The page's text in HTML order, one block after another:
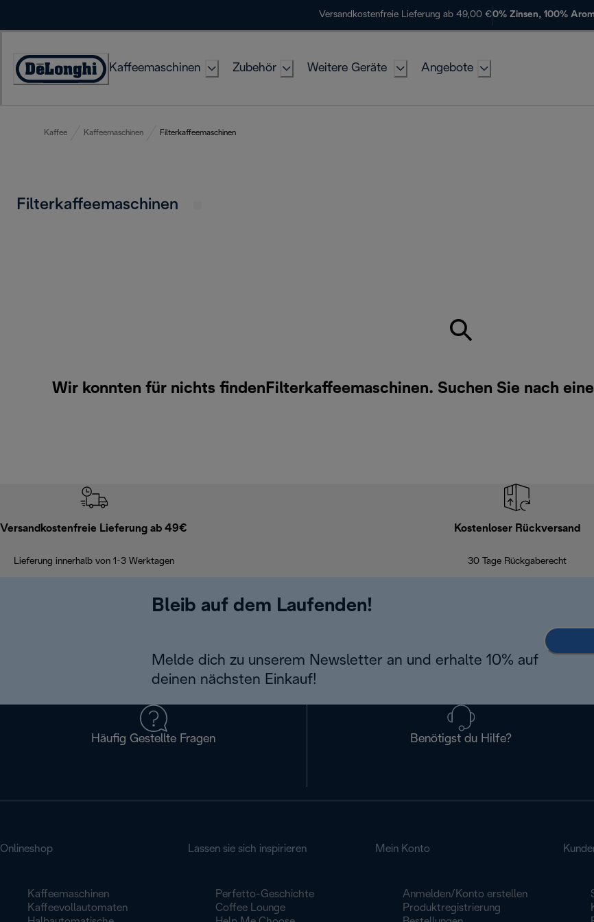
Versandkostenfreie Lieferung ab 49,00 €0% Zinsen, 100%
Erklärung
Kaffeemaschinen Zubehör Weitere Geräte Angebote
Kaffee Kaffeemaschinen Filterkaffeemaschinen
Filterkaffeemaschinen
Wir konnten für nichts findenFilterkaffeemaschinen. Suchen Sie nach
Versandkostenfreie Lieferung ab 49€
Lieferung innerhalb von 1-3 Werktagen
Kostenloser Rückversand
30 Tage Rückgaberecht
Bleib auf dem Laufenden!
Melde dich zu unserem Newsletter an und erhalte 10% auf
deinen nächsten Einkauf!
Häufig Gestellte Fragen Benötigst du Hilfe?
Onlineshop
Kaffeemaschinen
Kaffeevollautomaten
Lassen sie sich inspirieren
Perfetto-Geschichte
Coffee Lounge
Mein Konto
Anmelden/Konto erstellen
Produktregistrierung